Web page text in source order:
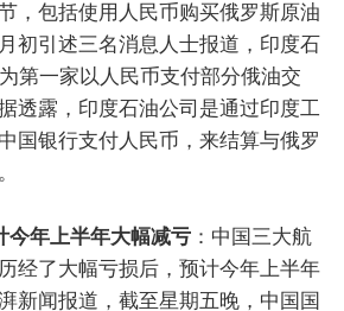
，包括使用人民币购买俄罗斯原油
初引述三名消息人士报道，印度石
第一家以人民币支付部分俄油交
透露，印度石油公司是通过印度工
国银行支付人民币，来结算与俄罗
今年上半年大幅减亏 ：中国三大航
经了大幅亏损后，预计今年上半年
新闻报道，截至星期五晚，中国国